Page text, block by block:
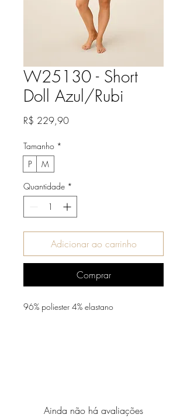
W25130 - Short
Doll Azul/Rubi
R$ 229,90Preço
Tamanho *
P
M
Quantidade *
Adicionar ao carrinho
Comprar
96% poliester 4% elastano
Ainda não há avaliações